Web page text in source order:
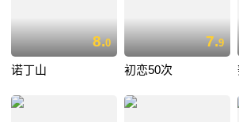
8.0
诺丁山
7.9
初恋50次